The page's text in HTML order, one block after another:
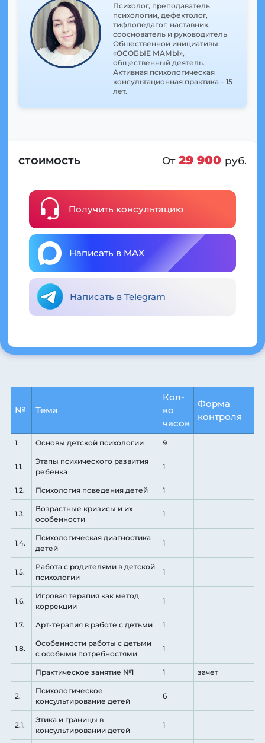
Психолог, преподаватель
психологии, дефектолог,
тифлопедагог, наставник,
сооснователь и руководитель
Общественной инициативы
«ОСОБЫЕ МАМЫ»,
общественный деятель.
Активная психологическая
консультационная практика – 15
лет.
СТОИМОСТЬ От 29 900 руб.
Получить консультацию
Написать в MAX
Написать в Telegram
№ Тема
Кол-
во
часов
Форма
контроля
1. Основы детской психологии 9
1.1.
Этапы психического развития
ребенка
1
1.2. Психология поведения детей 1
1.3.
Возрастные кризисы и их
особенности
1
1.4.
Психологическая диагностика
детей
1
1.5.
Работа с родителями в детской
психологии
1
1.6.
Игровая терапия как метод
коррекции
1
1.7. Арт-терапия в работе с детьми 1
1.8.
Особенности работы с детьми
с особыми потребностями
1
Практическое занятие №1 1 зачет
2.
Психологическое
консультирование детей
6
2.1.
Этика и границы в
консультировании детей
1